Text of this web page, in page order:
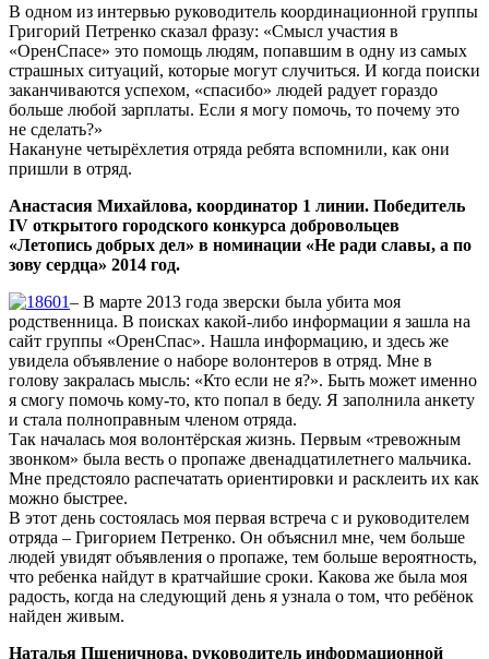
В одном из интервью руководитель координационной группы
Григорий Петренко сказал фразу: «Смысл участия в
«ОренСпасе» это помощь людям, попавшим в одну из самых
страшных ситуаций, которые могут случиться. И когда поиски
заканчиваются успехом, «спасибо» людей радует гораздо
больше любой зарплаты. Если я могу помочь, то почему это
не сделать?»
Накануне четырёхлетия отряда ребята вспомнили, как они
пришли в отряд.
Анастасия Михайлова, координатор 1 линии. Победитель
IV открытого городского конкурса добровольцев
«Летопись добрых дел» в номинации «Не ради славы, а по
зову сердца» 2014 год.
– В марте 2013 года зверски была убита моя
родственница. В поисках какой-либо информации я зашла на
сайт группы «ОренСпас». Нашла информацию, и здесь же
увидела объявление о наборе волонтеров в отряд. Мне в
голову закралась мысль: «Кто если не я?». Быть может именно
я смогу помочь кому-то, кто попал в беду. Я заполнила анкету
и стала полноправным членом отряда.
Так началась моя волонтёрская жизнь. Первым «тревожным
звонком» была весть о пропаже двенадцатилетнего мальчика.
Мне предстояло распечатать ориентировки и расклеить их как
можно быстрее.
В этот день состоялась моя первая встреча с и руководителем
отряда – Григорием Петренко. Он объяснил мне, чем больше
людей увидят объявления о пропаже, тем больше вероятность,
что ребенка найдут в кратчайшие сроки. Какова же была моя
радость, когда на следующий день я узнала о том, что ребёнок
найден живым.
Наталья Пшеничнова, руководитель информационной